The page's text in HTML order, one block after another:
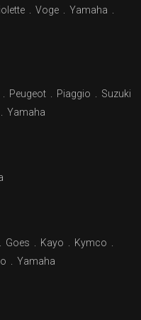
Voge Yamaha
Peugeot Piaggio
Suzuki
Yamaha
Goes Kayo Kymco
Yamaha